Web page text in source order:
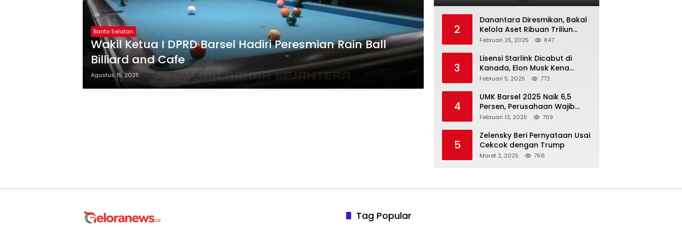
Barito Selatan
Wakil Ketua I DPRD Barsel Hadiri Peresmian Rain Ball
Billiard and Cafe
Agustus 15, 2025
2
Danantara Diresmikan, Bakal
Kelola Aset Ribuan Triliun
Rupiah dari 7 BUMN
Februari 25, 2025 847
3
Lisensi Starlink Dicabut di
Kanada, Elon Musk Kena
Imbas ‘Perang Dagang’
Februari 5, 2025 772
4
UMK Barsel 2025 Naik 6,5
Persen, Perusahaan Wajib
Taat
Februari 13, 2025 769
5
Zelensky Beri Pernyataan Usai
Cekcok dengan Trump
Maret 2, 2025 766
Tag Popular